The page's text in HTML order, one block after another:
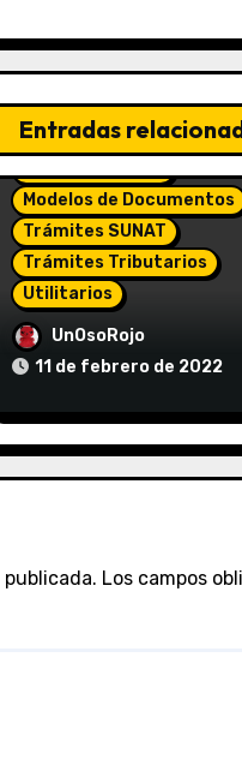
Entradas
Modelos de Documentos
Trámites SUNAT
Trámites Tributarios
Utilitarios
Hoja excel para
actualización de
parciales
UnOsoRojo
11 de febrero de 2022
Los campos